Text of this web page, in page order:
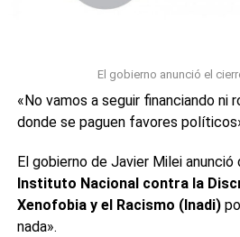
siglos IX y XVIII se prohibía comer
Semana Santa, cuando la
0 0
El gobierno anunció el
«No vamos a seguir financiando ni
donde se paguen favores
El gobierno de Javier Milei anunció
Instituto Nacional contra la
Xenofobia y el Racismo (Inadi)
nada».